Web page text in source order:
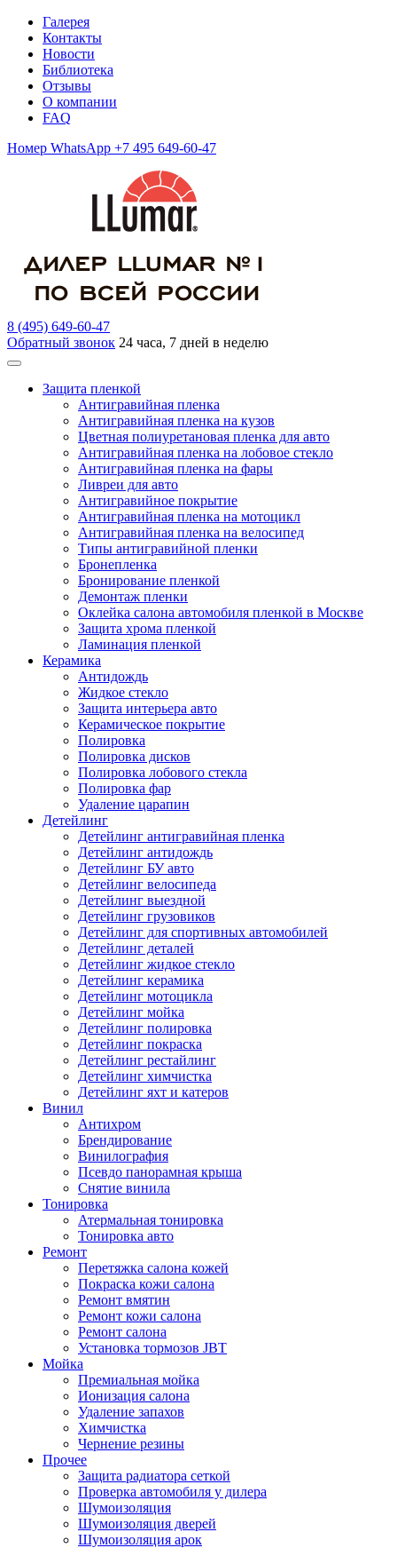
Галерея
Контакты
Новости
Библиотека
Отзывы
О компании
FAQ
Номер WhatsApp +7 495 649-60-47
8 (495) 649-60-47
Обратный звонок 24 часа, 7 дней в неделю
Защита пленкой
Антигравийная пленка
Антигравийная пленка на кузов
Цветная полиуретановая пленка для авто
Антигравийная пленка на лобовое стекло
Антигравийная пленка на фары
Ливреи для авто
Антигравийное покрытие
Антигравийная пленка на мотоцикл
Антигравийная пленка на велосипед
Типы антигравийной пленки
Бронепленка
Бронирование пленкой
Демонтаж пленки
Оклейка салона автомобиля пленкой в Москве
Защита хрома пленкой
Ламинация пленкой
Керамика
Антидождь
Жидкое стекло
Защита интерьера авто
Керамическое покрытие
Полировка
Полировка дисков
Полировка лобового стекла
Полировка фар
Удаление царапин
Детейлинг
Детейлинг антигравийная пленка
Детейлинг антидождь
Детейлинг БУ авто
Детейлинг велосипеда
Детейлинг выездной
Детейлинг грузовиков
Детейлинг для спортивных автомобилей
Детейлинг деталей
Детейлинг жидкое стекло
Детейлинг керамика
Детейлинг мотоцикла
Детейлинг мойка
Детейлинг полировка
Детейлинг покраска
Детейлинг рестайлинг
Детейлинг химчистка
Детейлинг яхт и катеров
Винил
Антихром
Брендирование
Винилография
Псевдо панорамная крыша
Снятие винила
Тонировка
Атермальная тонировка
Тонировка авто
Ремонт
Перетяжка салона кожей
Покраска кожи салона
Ремонт вмятин
Ремонт кожи салона
Ремонт салона
Установка тормозов JBT
Мойка
Премиальная мойка
Ионизация салона
Удаление запахов
Химчистка
Чернение резины
Прочее
Защита радиатора сеткой
Проверка автомобиля у дилера
Шумоизоляция
Шумоизоляция дверей
Шумоизоляция арок